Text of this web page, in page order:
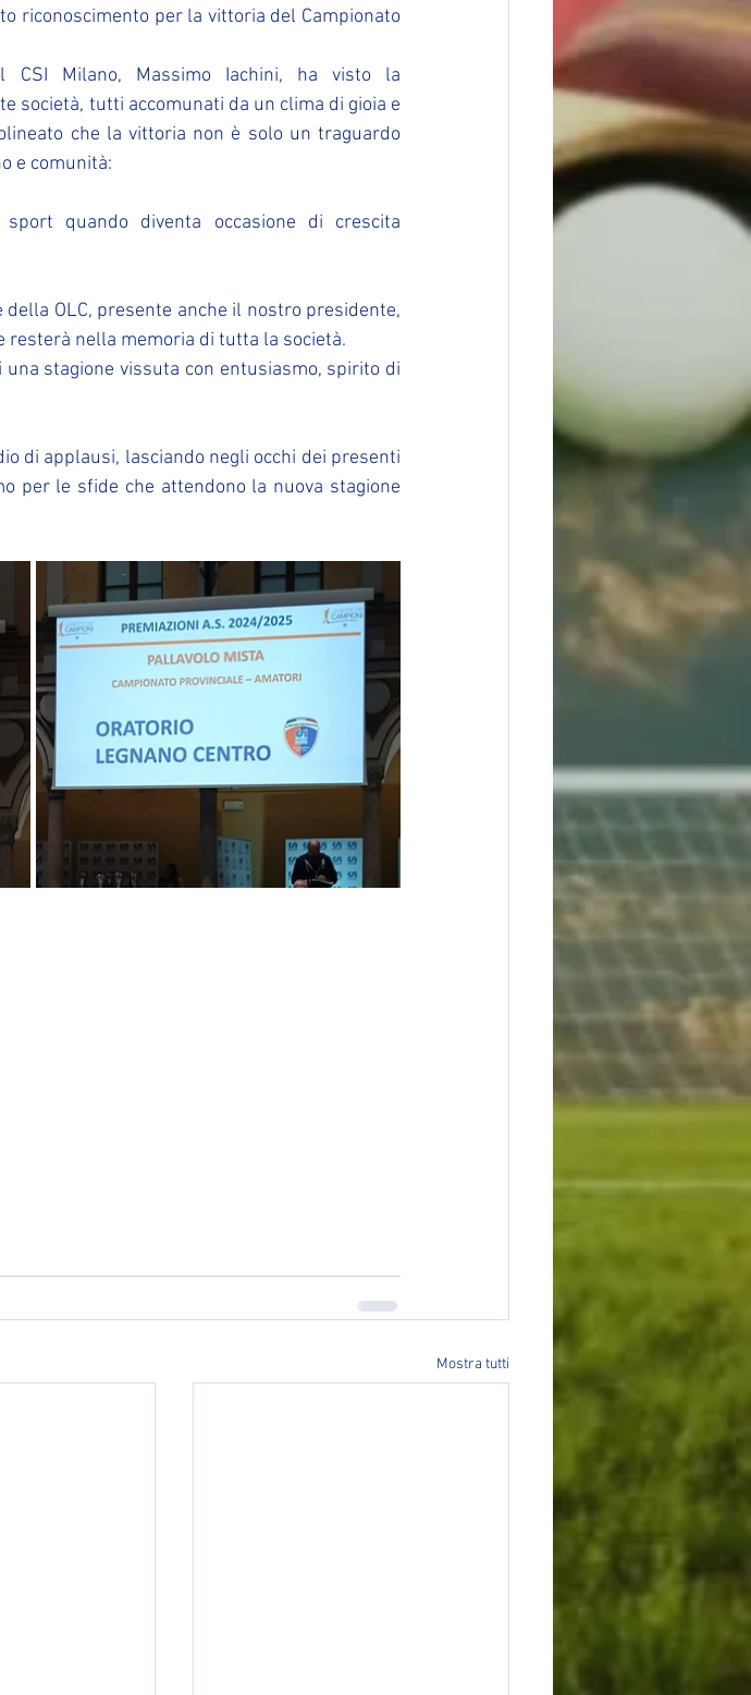
riconoscimento per la vittoria del Campionato
CSI Milano, Massimo Iachini, ha visto la
società, tutti accomunati da un clima di gioia e
che la vittoria non è solo un traguardo
e comunità:
quando diventa occasione di crescita
OLC, presente anche il nostro presidente,
resterà nella memoria di tutta la società.
stagione vissuta con entusiasmo, spirito di
di applausi, lasciando negli occhi dei presenti
per le sfide che attendono la nuova stagione
Mostra tutti